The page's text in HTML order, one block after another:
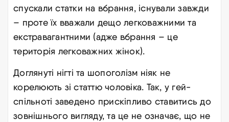
спускали статки на вбрання, існували завжди
– проте їх вважали дещо легковажними та
екстравагантними (адже вбрання – це
територія легковажних жінок).
Доглянуті нігті та шопоголізм ніяк не
корелюють зі статтю чоловіка. Так, у гей-
спільноті заведено прискіпливо ставитись до
зовнішнього вигляду, та це не означає, що не